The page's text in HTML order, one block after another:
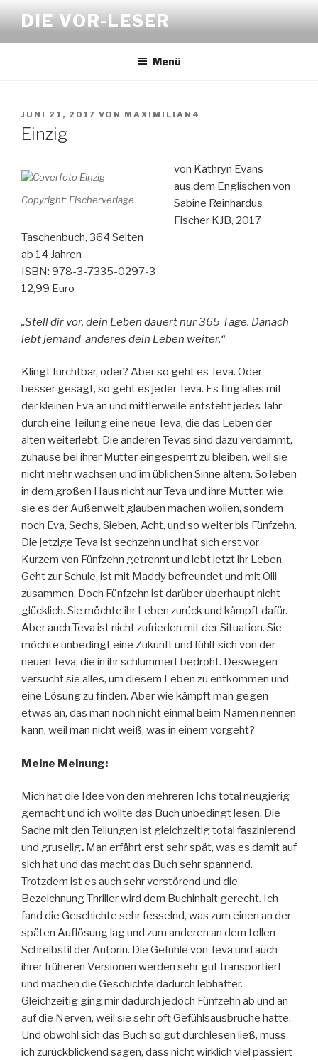
Inhalt
springen
DIE VOR-LESER
Menü
VERÖFFENTLICHT
AM
JUNI 21, 2017 VON MAXIMILIAN4
Einzig
Copyright: Fischerverlage
von Kathryn Evans
aus dem Englischen von
Sabine Reinhardus
Fischer KJB, 2017
Taschenbuch, 364 Seiten
ab 14 Jahren
ISBN: 978-3-7335-0297-3
12,99 Euro
„Stell dir vor, dein Leben dauert nur 365 Tage. Danach
lebt jemand anderes dein Leben weiter.“
Klingt furchtbar, oder? Aber so geht es Teva. Oder
besser gesagt, so geht es jeder Teva. Es fing alles mit
der kleinen Eva an und mittlerweile entsteht jedes Jahr
durch eine Teilung eine neue Teva, die das Leben der
alten weiterlebt. Die anderen Tevas sind dazu verdammt,
zuhause bei ihrer Mutter eingesperrt zu bleiben, weil sie
nicht mehr wachsen und im üblichen Sinne altern. So leben
in dem großen Haus nicht nur Teva und ihre Mutter, wie
sie es der Außenwelt glauben machen wollen, sondern
noch Eva, Sechs, Sieben, Acht, und so weiter bis Fünfzehn.
Die jetzige Teva ist sechzehn und hat sich erst vor
Kurzem von Fünfzehn getrennt und lebt jetzt ihr Leben.
Geht zur Schule, ist mit Maddy befreundet und mit Olli
zusammen. Doch Fünfzehn ist darüber überhaupt nicht
glücklich. Sie möchte ihr Leben zurück und kämpft dafür.
Aber auch Teva ist nicht zufrieden mit der Situation. Sie
möchte unbedingt eine Zukunft und fühlt sich von der
neuen Teva, die in ihr schlummert bedroht. Deswegen
versucht sie alles, um diesem Leben zu entkommen und
eine Lösung zu finden. Aber wie kämpft man gegen
etwas an, das man noch nicht einmal beim Namen nennen
kann, weil man nicht weiß, was in einem vorgeht?
Meine Meinung:
Mich hat die Idee von den mehreren Ichs total neugierig
gemacht und ich wollte das Buch unbedingt lesen. Die
Sache mit den Teilungen ist gleichzeitig total faszinierend
und gruselig. Man erfährt erst sehr spät, was es damit auf
sich hat und das macht das Buch sehr spannend.
Trotzdem ist es auch sehr verstörend und die
Bezeichnung Thriller wird dem Buchinhalt gerecht. Ich
fand die Geschichte sehr fesselnd, was zum einen an der
späten Auflösung lag und zum anderen an dem tollen
Schreibstil der Autorin. Die Gefühle von Teva und auch
ihrer früheren Versionen werden sehr gut transportiert
und machen die Geschichte dadurch lebhafter.
Gleichzeitig ging mir dadurch jedoch Fünfzehn ab und an
auf die Nerven, weil sie sehr oft Gefühlsausbrüche hatte.
Und obwohl sich das Buch so gut durchlesen ließ, muss
ich zurückblickend sagen, dass nicht wirklich viel passiert